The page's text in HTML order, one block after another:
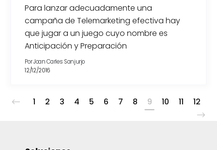
Para lanzar adecuadamente una
campaña de Telemarketing efectiva hay
que jugar a un juego cuyo nombre es
Anticipación y Preparación
PorJoan Carles Sanjurjo
12/12/2016
1 2 3 4 5 6 7 8 9 10 11 12